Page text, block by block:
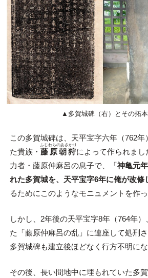
▲多賀城碑（右）とその拓本
この多賀城碑は、天平宝字六年（762年
た貴族・ 藤原朝狩
ふじわらのあさかり
によって作られま
力者・藤原仲麻呂の息子で、「神亀元年
れた多賀城を、天平宝字6年に俺が改修
るためにこのようなモニュメントを作っ
しかし、2年後の天平宝字8年（764年
た「藤原仲麻呂の乱」に連座して処刑
多賀城碑も建立後ほどなく行方不明にな
その後、長い間地中に埋もれていた多